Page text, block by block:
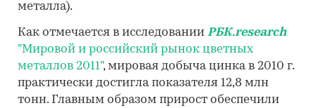
металла).
Как отмечается в исследовании РБК.research
"Мировой и российский рынок цветных
металлов 2011", мировая добыча цинка в 2010 г.
практически достигла показателя 12,8 млн
тонн. Главным образом прирост обеспечили